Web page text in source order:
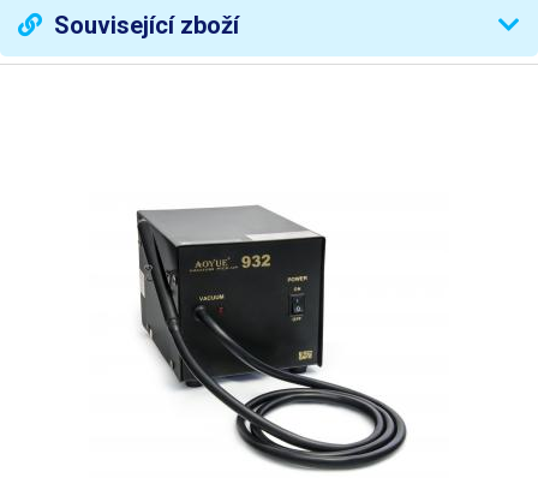
Šířka špičky 0.6 mm
Související zboží